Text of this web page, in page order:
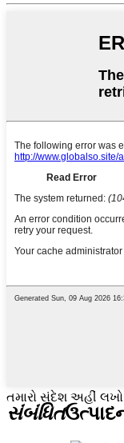
તમારો સંદેશ અહીં
સંબંધિત